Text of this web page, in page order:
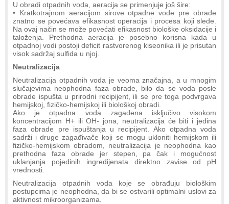
U obradi otpadnih voda, aeracija se primenjuje još šire:
• Kratkotrajnom aeracijom sirove otpadne vode pre obrade
znatno se povećava efikasnost operacija i procesa koji slede.
Na ovaj način se može povećati efikasnost biološke oksidacije i
taloženja. Prethodna aeracija je posebno korisna kada u
otpadnoj vodi postoji deficit rastvorenog kiseonika ili je prisutan
visok sadržaj sulfida u njoj.
Neutralizacija
Neutralizacija otpadnih voda je veoma značajna, a u mnogim
slučajevima neophodna faza obrade, bilo da se voda posle
obrade ispušta u prirodni recipijent, ili se pre toga podvrgava
hemijskoj, fizičko-hemijskoj ili biološkoj obradi.
Ako je otpadna voda zagađena isključivo visokom
koncentracijom H+ ili OH- jona, neutralizacija će biti i jedina
faza obrade pre ispuštanja u recipijent. Ako otpadna voda
sadrži i druge zagađivače koji se mogu ukloniti hemijskom ili
fizičko-hemijskom obradom, neutralizacija je neophodna kao
prethodna faza obrade jer stepen, pa čak i mogućnost
uklanjanja pojedinih ingredijenata direktno zavise od pH
vrednosti.
Neutralizacija otpadnih voda koje se obrađuju biološkim
postupcima je neophodna, da bi se ostvarili optimalni uslovi za
aktivnost mikroorganizama.